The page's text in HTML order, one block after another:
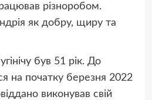
різноробом.
як добру, щиру та
був 51 рік. До
на початку березня 2022
виконував свій